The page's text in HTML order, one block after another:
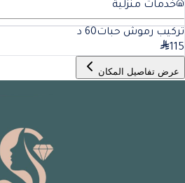
خدمات منزلية
تركيب رموش حبات60 د
115
عرض تفاصيل المكان